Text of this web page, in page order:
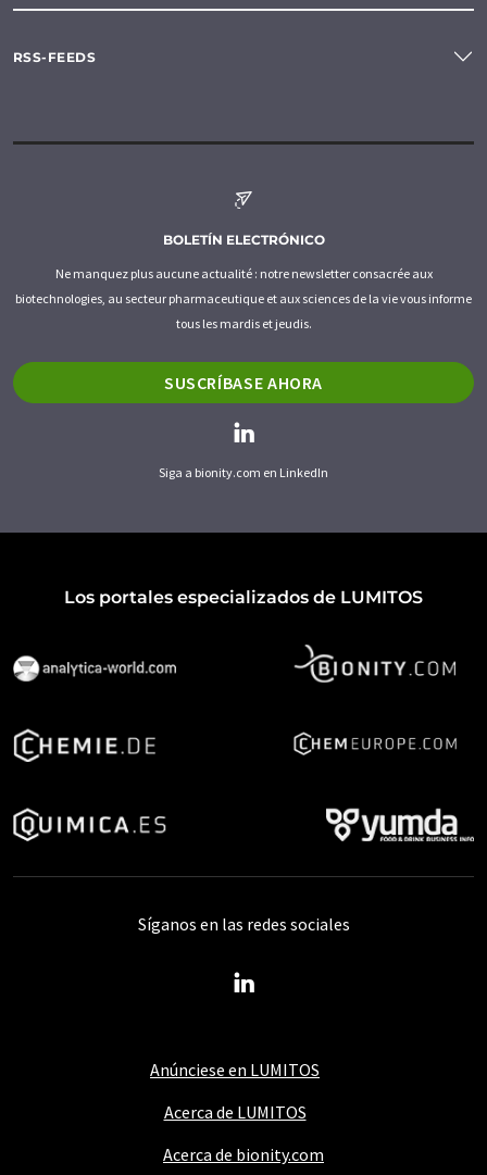
RSS-FEEDS
BOLETÍN ELECTRÓNICO
Ne manquez plus aucune actualité : notre newsletter consacrée aux
biotechnologies, au secteur pharmaceutique et aux sciences de la vie vous informe
tous les mardis et jeudis.
SUSCRÍBASE AHORA
Siga a bionity.com en LinkedIn
Los portales especializados de LUMITOS
Anúnciese en LUMITOS
Acerca de LUMITOS
Acerca de bionity.com
Síganos en las redes sociales